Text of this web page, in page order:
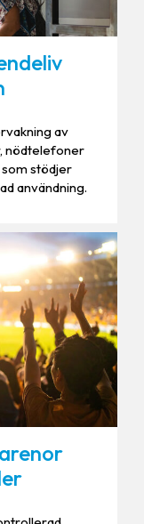
av
nödtelefoner
stödjer
användning.